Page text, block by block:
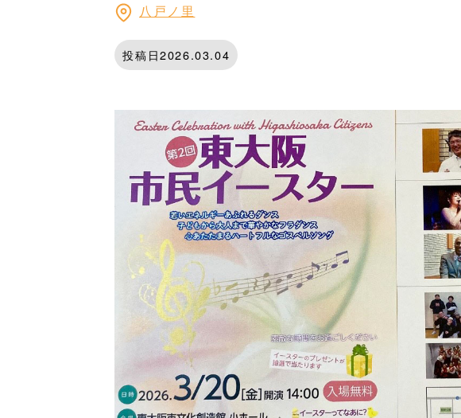
八戸ノ里
投稿日2026.03.04